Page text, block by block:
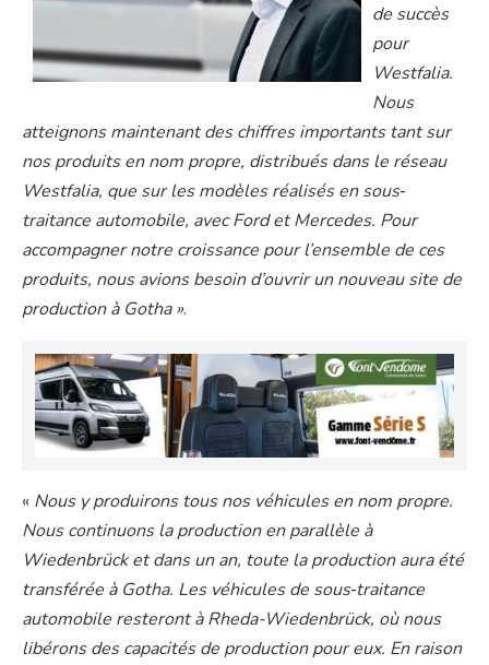
de succès
pour
Westfalia.
Nous
atteignons maintenant des chiffres importants tant sur
nos produits en nom propre, distribués dans le réseau
Westfalia, que sur les modèles réalisés en sous‐
traitance automobile, avec Ford et Mercedes. Pour
accompagner notre croissance pour l’ensemble de ces
produits, nous avions besoin d’ouvrir un nouveau site de
production à Gotha ».
« Nous y produirons tous nos véhicules en nom propre.
Nous continuons la production en parallèle à
Wiedenbrück et dans un an, toute la production aura été
transférée à Gotha. Les véhicules de sous‐traitance
automobile resteront à Rheda-Wiedenbrück, où nous
libérons des capacités de production pour eux. En raison